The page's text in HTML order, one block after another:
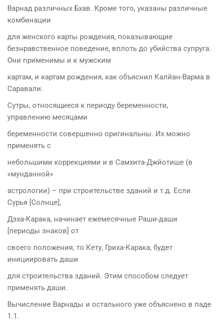
Варнад различных Бхав. Кроме того, указаны различные
комбинации
для женского карты рождения, показывающие
безнравственное поведение, вплоть до убийства супруга.
Они применимы и к мужским
картам, и картам рождения, как объяснил Калйан-Варма в
Саравали.
Сутры, относящиеся к периоду беременности,
управлению месяцами
беременности совершенно оригинальны. Их можно
применять с
небольшими коррекциями и в Самхита-Джйотише (в
«мунданной»
астрологии) – при строительстве зданий и т.д. Если
Сурья [Солнце],
Дэха-Карака, начинает ежемесячные Раши-даши
[периоды знаков] от
своего положения, то Кету, Гриха-Карака, будет
инициировать даши
для строительства зданий. Этим способом следует
применять даши.
Вычисление Варнады и остального уже объяснено в паде
1.1.